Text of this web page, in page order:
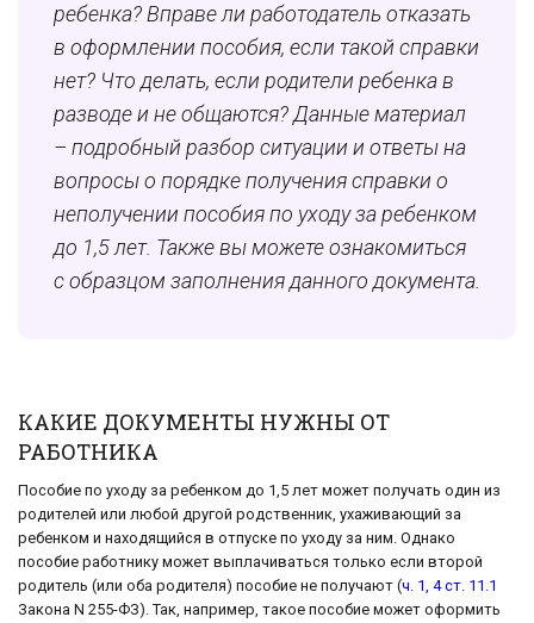
ребенка? Вправе ли работодатель отказать
в оформлении пособия, если такой справки
нет? Что делать, если родители ребенка в
разводе и не общаются? Данные материал
– подробный разбор ситуации и ответы на
вопросы о порядке получения справки о
неполучении пособия по уходу за ребенком
до 1,5 лет. Также вы можете ознакомиться
с образцом заполнения данного документа.
КАКИЕ ДОКУМЕНТЫ НУЖНЫ ОТ
РАБОТНИКА
Пособие по уходу за ребенком до 1,5 лет может получать один из
родителей или любой другой родственник, ухаживающий за
ребенком и находящийся в отпуске по уходу за ним. Однако
пособие работнику может выплачиваться только если второй
родитель (или оба родителя) пособие не получают (ч. 1, 4 ст. 11.1
Закона N 255-ФЗ). Так, например, такое пособие может оформить